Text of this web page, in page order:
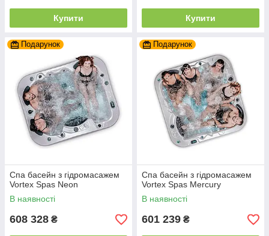
Купити Купити
Подарунок
Спа басейн з гідромасажем
Vortex Spas Neon
В наявності
608 328 ₴
Подарунок
Спа басейн з гідромасажем
Vortex Spas Mercury
В наявності
601 239 ₴